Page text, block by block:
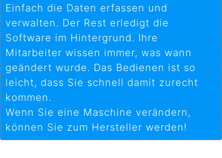
Einfach die Daten erfassen und
verwalten. Der Rest erledigt die
Software im Hintergrund. Ihre
Mitarbeiter wissen immer, was wann
geändert wurde. Das Bedienen ist so
leicht, dass Sie schnell damit zurecht
kommen.
Wenn Sie eine Maschine verändern,
können Sie zum Hersteller werden!